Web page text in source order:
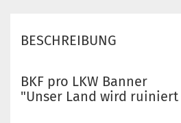
BESCHREIBUNG
BKF pro LKW Banner
"Unser Land wird ruiniert